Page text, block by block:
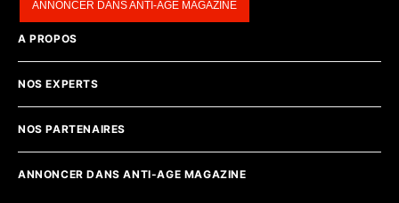
ANNONCER DANS ANTI-AGE MAGAZINE
A PROPOS
NOS EXPERTS
NOS PARTENAIRES
ANNONCER DANS ANTI-AGE MAGAZINE